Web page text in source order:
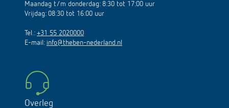
Maandag t/m donderdag: 8:30 tot 17:00 uur
Vrijdag: 08:30 tot 16:00 uur
Tel.: +31 55 2020000
E-mail: info@theben-nederland.nl
Overleg